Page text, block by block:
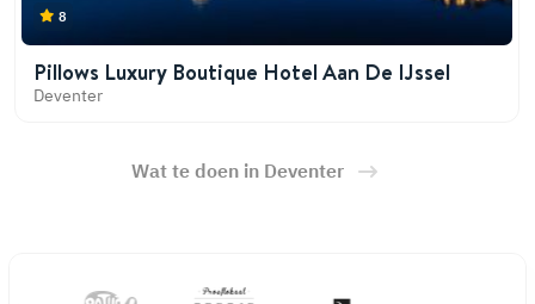
8
Pillows Luxury Boutique Hotel Aan De IJssel
Deventer
Wat te doen in Deventer